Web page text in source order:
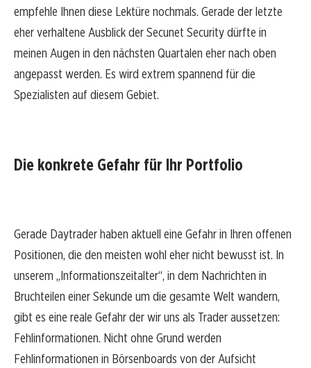
empfehle Ihnen diese Lektüre nochmals. Gerade der letzte
eher verhaltene Ausblick der Secunet Security dürfte in
meinen Augen in den nächsten Quartalen eher nach oben
angepasst werden. Es wird extrem spannend für die
Spezialisten auf diesem Gebiet.
Die konkrete Gefahr für Ihr Portfolio
Gerade Daytrader haben aktuell eine Gefahr in Ihren offenen
Positionen, die den meisten wohl eher nicht bewusst ist. In
unserem „Informationszeitalter“, in dem Nachrichten in
Bruchteilen einer Sekunde um die gesamte Welt wandern,
gibt es eine reale Gefahr der wir uns als Trader aussetzen:
Fehlinformationen. Nicht ohne Grund werden
Fehlinformationen in Börsenboards von der Aufsicht